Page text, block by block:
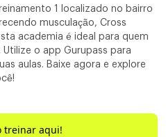
1 localizado no bairro
musculação, Cross
academia é ideal para quem
o app Gurupass para
aulas. Baixe agora e explore
treinar aqui!